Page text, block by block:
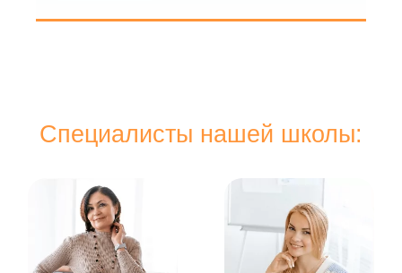
Специалисты нашей школы: